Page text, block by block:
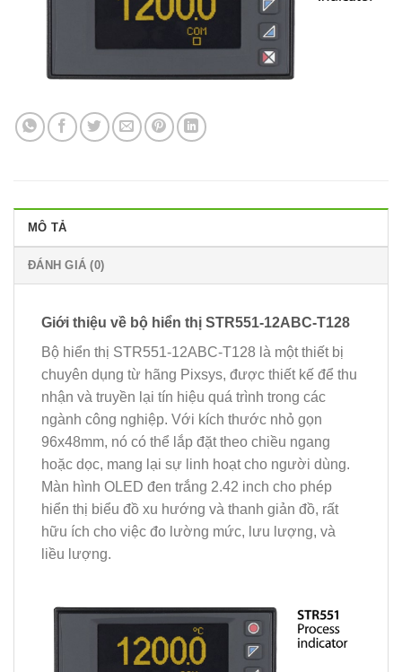
MÔ TẢ
ĐÁNH GIÁ (0)
Giới thiệu về bộ hiển thị STR551-12ABC-T128
Bộ hiển thị STR551-12ABC-T128 là một thiết bị
chuyên dụng từ hãng Pixsys, được thiết kế để thu
nhận và truyền lại tín hiệu quá trình trong các
ngành công nghiệp. Với kích thước nhỏ gọn
96x48mm, nó có thể lắp đặt theo chiều ngang
hoặc dọc, mang lại sự linh hoạt cho người dùng.
Màn hình OLED đen trắng 2.42 inch cho phép
hiển thị biểu đồ xu hướng và thanh giản đồ, rất
hữu ích cho việc đo lường mức, lưu lượng, và
liều lượng.